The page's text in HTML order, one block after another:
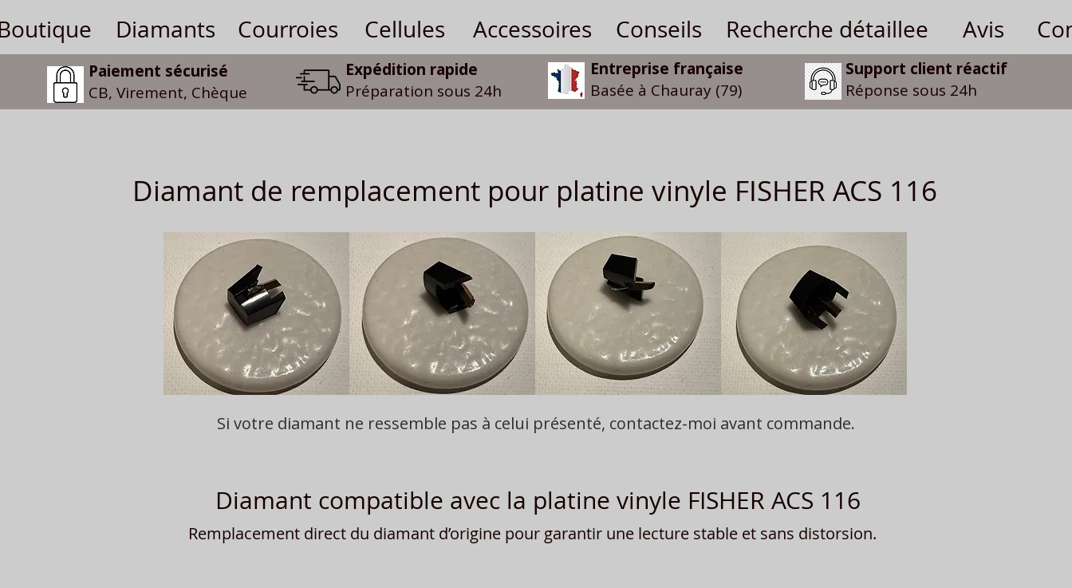
Diamants Courroies Cellules Accessoires Conseils Recherche détaillee Avis
Paiement sécurisé
CB, Virement, Chèque
Expédition rapide
Préparation sous 24h
Entreprise française
Basée à Chauray (79)
Support client réactif
Réponse sous 24h
Diamant de remplacement pour platine vinyle FISHER ACS 116
Si votre diamant ne ressemble pas à celui présenté, contactez-moi avant commande.
Diamant compatible avec la platine vinyle FISHER ACS 116
Remplacement direct du diamant d’origine pour garantir une lecture stable et sans distorsion.